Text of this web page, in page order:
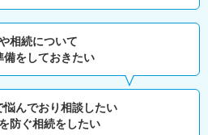
相続について
備をしておきたい
悩んでおり相談したい
防ぐ相続をしたい